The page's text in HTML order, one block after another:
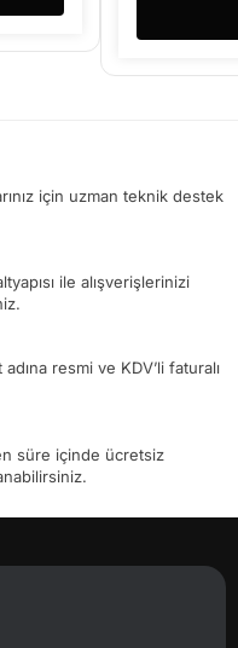
için uzman teknik destek
ile alışverişlerinizi
resmi ve KDV’li faturalı
süre içinde ücretsiz